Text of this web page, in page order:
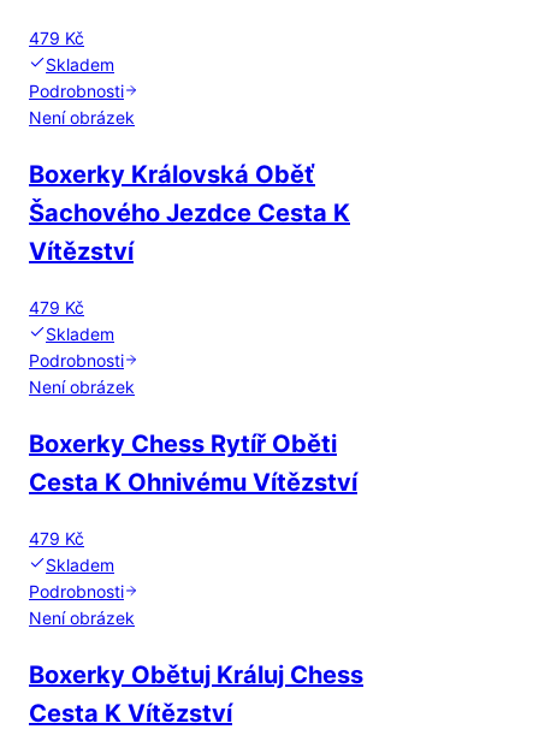
479 Kč
Skladem
Podrobnosti
Není obrázek
Boxerky Královská Oběť
Šachového Jezdce Cesta K
Vítězství
479 Kč
Skladem
Podrobnosti
Není obrázek
Boxerky Chess Rytíř Oběti
Cesta K Ohnivému Vítězství
479 Kč
Skladem
Podrobnosti
Není obrázek
Boxerky Obětuj Králuj Chess
Cesta K Vítězství